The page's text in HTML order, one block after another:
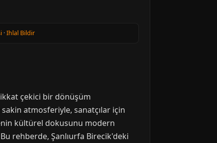
·Ihlal Bildir
çekici bir dönüşüm
atmosferiyle, sanatçılar için
kültürel dokusunu modern
rehberde, Şanlıurfa Birecik'deki